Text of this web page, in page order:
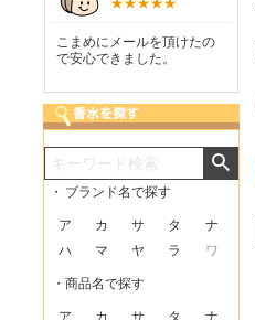
こまめにメールを頂けたの
で安心できました。
・ ブランド名で探す
ア カ サ タ
ナ
ハ
マ ヤ ラ ワ
・商品名で探す
ア カ サ タ
ナ